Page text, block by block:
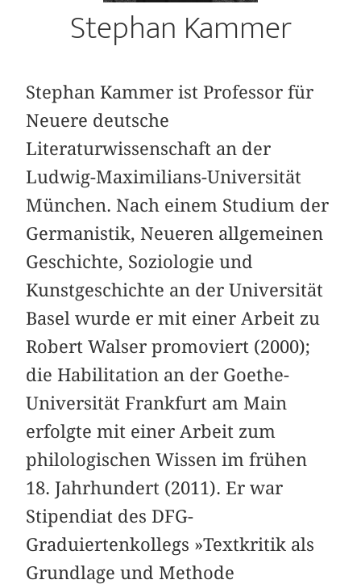
Stephan Kammer
Stephan Kammer ist Professor für
Neuere deutsche
Literaturwissenschaft an der
Ludwig-Maximilians-Universität
München. Nach einem Studium der
Germanistik, Neueren allgemeinen
Geschichte, Soziologie und
Kunstgeschichte an der Universität
Basel wurde er mit einer Arbeit zu
Robert Walser promoviert (2000);
die Habilitation an der Goethe-
Universität Frankfurt am Main
erfolgte mit einer Arbeit zum
philologischen Wissen im frühen
18. Jahrhundert (2011). Er war
Stipendiat des DFG-
Graduiertenkollegs »Textkritik als
Grundlage und Methode